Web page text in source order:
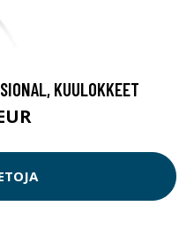
KUULOKKEET